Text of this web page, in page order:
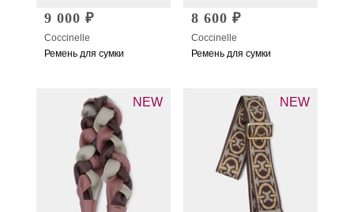
9 000 ₽
Coccinelle
Ремень для сумки
8 600 ₽
Coccinelle
Ремень для сумки
NEW NEW